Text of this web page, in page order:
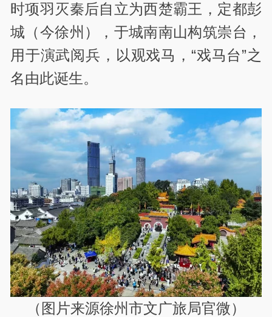
时项羽灭秦后自立为西楚霸王，定都彭
城（今徐州），于城南南山构筑崇台，
用于演武阅兵，以观戏马，“戏马台”之
名由此诞生。
（图片来源徐州市文广旅局官微）